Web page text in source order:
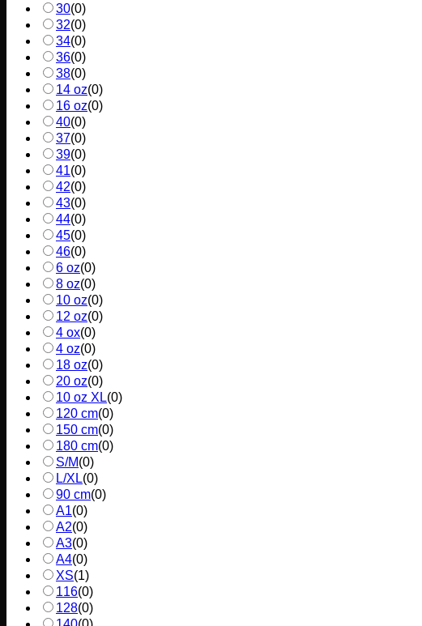
30(0)
32(0)
34(0)
36(0)
38(0)
14 oz(0)
16 oz(0)
40(0)
37(0)
39(0)
41(0)
42(0)
43(0)
44(0)
45(0)
46(0)
6 oz(0)
8 oz(0)
10 oz(0)
12 oz(0)
4 ox(0)
4 oz(0)
18 oz(0)
20 oz(0)
10 oz XL(0)
120 cm(0)
150 cm(0)
180 cm(0)
S/M(0)
L/XL(0)
90 cm(0)
A1(0)
A2(0)
A3(0)
A4(0)
XS(1)
116(0)
128(0)